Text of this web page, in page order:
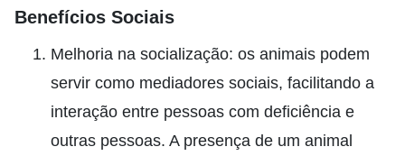
Benefícios Sociais
Melhoria na socialização: os animais podem
servir como mediadores sociais, facilitando a
interação entre pessoas com deficiência e
outras pessoas. A presença de um animal